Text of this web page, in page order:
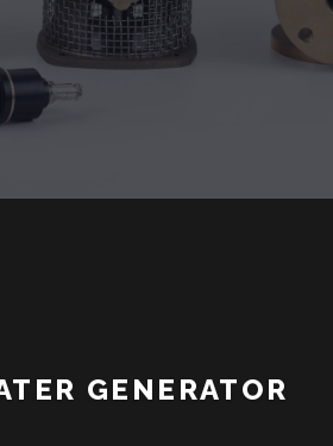
GENERATOR